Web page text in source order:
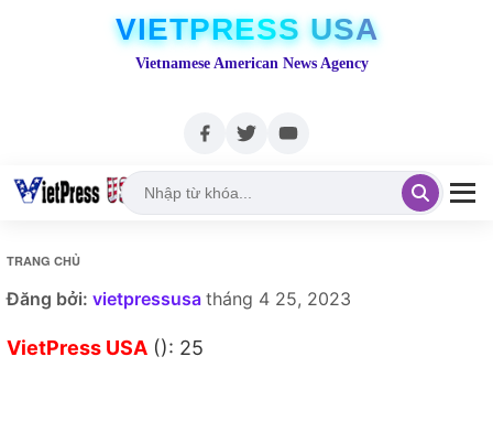
VIETPRESS USA
Vietnamese American News Agency
TRANG CHỦ
Đăng bởi: vietpressusa tháng 4 25, 2023
VietPress USA (): 25